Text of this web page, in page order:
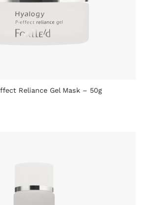
Reliance Gel Mask – 50g